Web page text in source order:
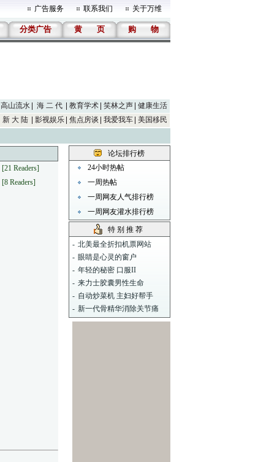
广告服务 联系我们 关于万维
分类广告 黄 页 购 物
高山流水 海 二 代 教育学术 笑林之声 健康生活
新 大 陆 影视娱乐 焦点房谈 我爱我车 美国移民
[21 Readers]
[8 Readers]
论坛排行榜
24小时热帖
一周热帖
一周网友人气排行榜
一周网友灌水排行榜
特 别 推 荐
- 北美最全折扣机票网站
- 眼睛是心灵的窗户
- 年轻的秘密 口服II
- 来力士胶囊男性生命
- 自动炒菜机 主妇好帮手
- 新一代骨精华消除关节痛